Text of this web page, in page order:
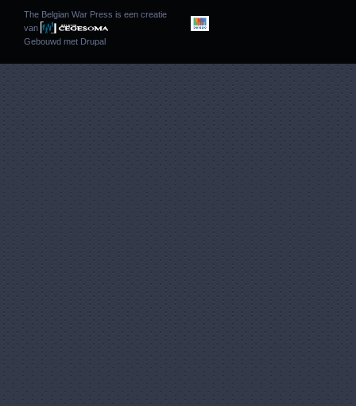
The Belgian War Press is een creatie
van
Gebouwd met Drupal